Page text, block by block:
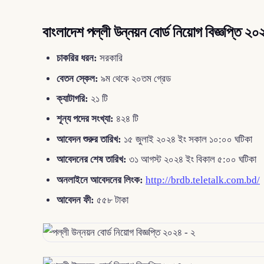
বাংলাদেশ পল্লী উন্নয়ন বোর্ড নিয়োগ বিজ্ঞপ্তি
চাকরির ধরন: সরকারি
বেতন স্কেল: ৯ম থেকে ২০তম গ্রেড
ক্যাটাগরি: ২১ টি
শূন্য পদের সংখ্যা: ৪২৪ টি
আবেদন শুরুর তারিখ: ১৫ জুলাই ২০২৪ ইং সকাল ১০:০০ ঘটিকা
আবেদনের শেষ তারিখ: ৩১ আগস্ট ২০২৪ ইং বিকাল ৫:০০ ঘটিকা
অনলাইনে আবেদনের লিংক: http://brdb.teletalk.com.bd/
আবেদন ফী: ৫৫৮ টাকা